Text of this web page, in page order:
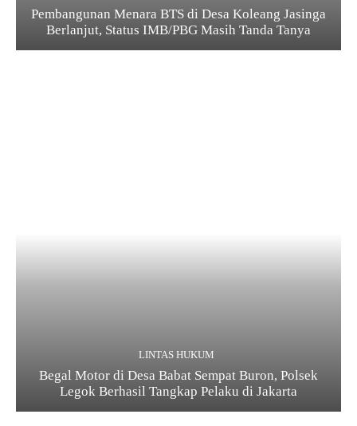
Pembangunan Menara BTS di Desa Koleang Jasinga
Berlanjut, Status IMB/PBG Masih Tanda Tanya
LINTAS HUKUM
Begal Motor di Desa Babat Sempat Buron, Polsek
Legok Berhasil Tangkap Pelaku di Jakarta